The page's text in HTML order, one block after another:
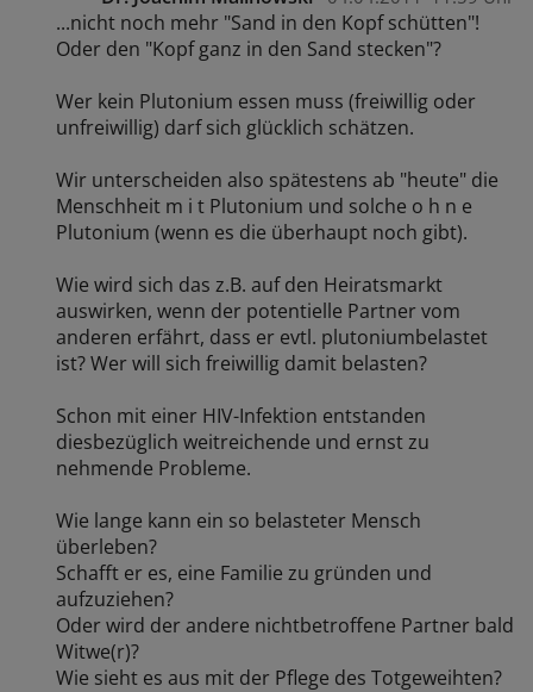
...nicht noch mehr "Sand in den Kopf schütten"!
Oder den "Kopf ganz in den Sand stecken"?
Wer kein Plutonium essen muss (freiwillig oder
unfreiwillig) darf sich glücklich schätzen.
Wir unterscheiden also spätestens ab "heute" die
Menschheit m i t Plutonium und solche o h n e
Plutonium (wenn es die überhaupt noch gibt).
Wie wird sich das z.B. auf den Heiratsmarkt
auswirken, wenn der potentielle Partner vom
anderen erfährt, dass er evtl. plutoniumbelastet
ist? Wer will sich freiwillig damit belasten?
Schon mit einer HIV-Infektion entstanden
diesbezüglich weitreichende und ernst zu
nehmende Probleme.
Wie lange kann ein so belasteter Mensch
überleben?
Schafft er es, eine Familie zu gründen und
aufzuziehen?
Oder wird der andere nichtbetroffene Partner bald
Witwe(r)?
Wie sieht es aus mit der Pflege des Totgeweihten?